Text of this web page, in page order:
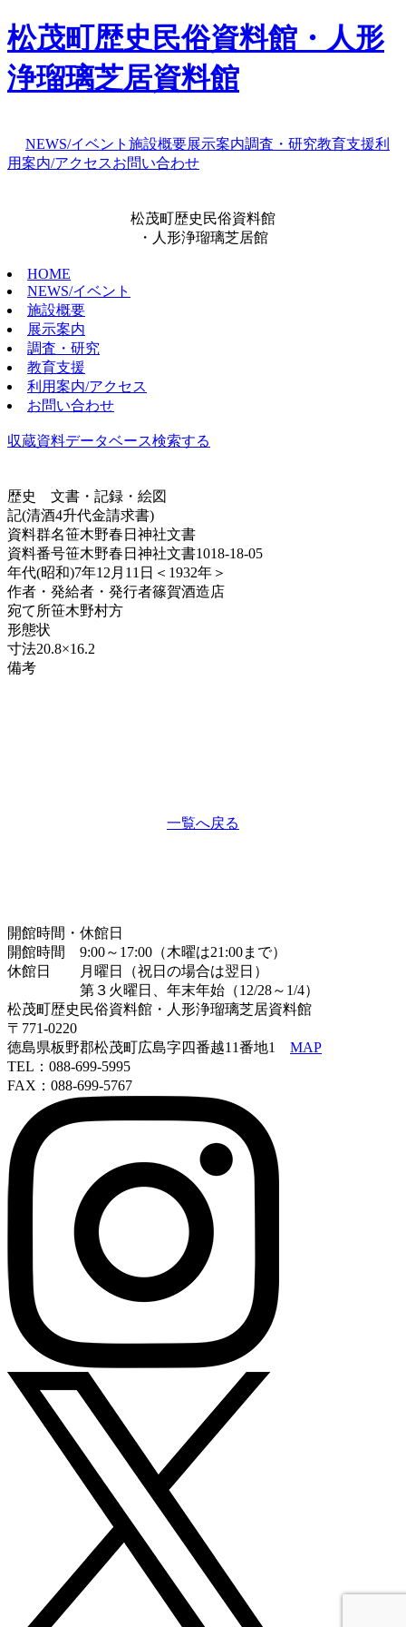
松茂町歴史民俗資料館・人形
浄瑠璃芝居資料館
NEWS/イベント 施設概要展示案内調査・研究教育支援利
用案内/アクセスお問い合わせ
松茂町歴史民俗資料館
・人形浄瑠璃芝居館
HOME
NEWS/イベント
施設概要
展示案内
調査・研究
教育支援
利用案内/アクセス
お問い合わせ
収蔵資料データベース検索する
歴史
文書・記録・絵図
記(清酒4升代金請求書)
資料群名笹木野春日神社文書
資料番号笹木野春日神社文書1018-18-05
年代(昭和)7年12月11日＜1932年＞
作者・発給者・発行者篠賀酒造店
宛て所笹木野村方
形態状
寸法20.8×16.2
備考
一覧へ戻る
開館時間・休館日
開館時間 9:00～17:00（木曜は21:00まで）
休館日 月曜日（祝日の場合は翌日）
第３火曜日、年末年始（12/28～1/4）
松茂町歴史民俗資料館・人形浄瑠璃芝居資料館
〒771-0220
徳島県板野郡松茂町広島字四番越11番地1 MAP
TEL：088-699-5995
FAX：088-699-5767